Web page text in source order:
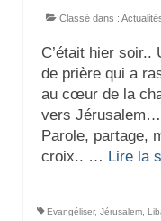
Classé dans :
C’était hier soir..
de prière qui a
au cœur de la
vers
Parole, partage,
croix.. … Lire la
Evangéliser, Jérusalem,